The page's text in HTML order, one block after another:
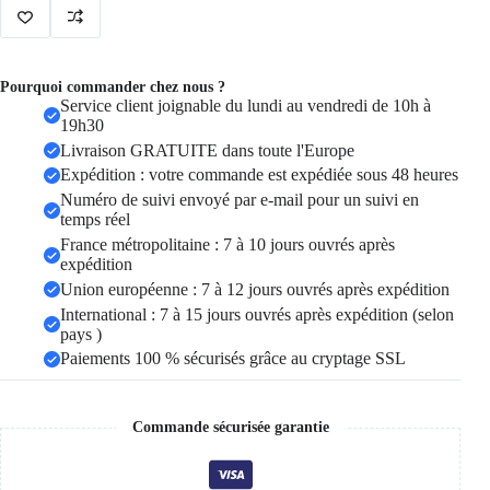
tissu
Oxford
Pourquoi commander chez nous ?
Service client joignable du lundi au vendredi de 10h à
19h30
Livraison GRATUITE dans toute l'Europe
Expédition : votre commande est expédiée sous 48 heures
Numéro de suivi envoyé par e-mail pour un suivi en
temps réel
France métropolitaine : 7 à 10 jours ouvrés après
expédition
Union européenne : 7 à 12 jours ouvrés après expédition
International : 7 à 15 jours ouvrés après expédition (selon
pays )
Paiements 100 % sécurisés grâce au cryptage SSL
Commande sécurisée garantie